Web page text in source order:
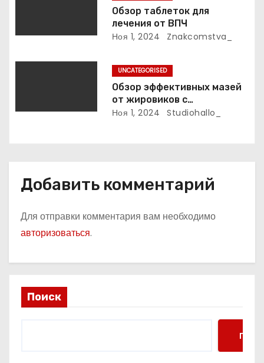
с
я
Обзор таблеток для
лечения от ВПЧ
Ноя 1, 2024 Znakcomstva_
UNCATEGORISED
Обзор эффективных мазей
от жировиков с
рассасывающим эффектом
Ноя 1, 2024 Studiohallo_
Добавить комментарий
Для отправки комментария вам необходимо
авторизоваться.
Поиск
Поиск